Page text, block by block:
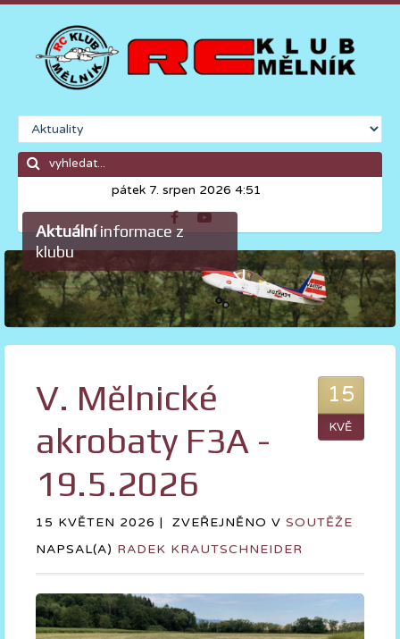
pátek 7. srpen 2026 4:51
Aktuálníinformace z
klubu
15
KVĚ
V. Mělnické
akrobaty F3A -
19.5.2026
15 KVĚTEN 2026 | ZVEŘEJNĚNO V SOUTĚŽE
NAPSAL(A) RADEK KRAUTSCHNEIDER